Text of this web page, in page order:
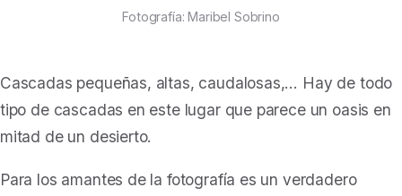
Fotografía: Maribel Sobrino
Cascadas pequeñas, altas, caudalosas,… Hay de todo
tipo de cascadas en este lugar que parece un oasis en
mitad de un desierto.
Para los amantes de la fotografía es un verdadero